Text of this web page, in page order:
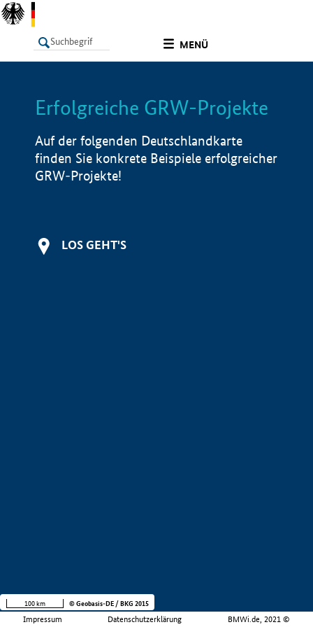
MENÜ
LISTE Info
Erfolgreiche GRW-Projekte
Auf der folgenden Deutschlandkarte
finden Sie konkrete Beispiele erfolgreicher
GRW-Projekte!
LOS GEHT'S
Impressum Datenschutzerklärung BMWi.de, 2021 ©
100 km © Geobasis-DE / BKG 2015